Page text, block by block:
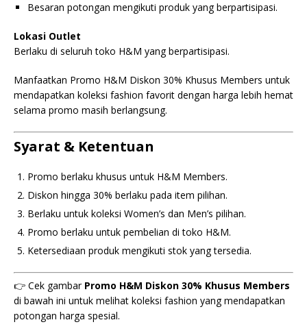
Besaran potongan mengikuti produk yang berpartisipasi.
Lokasi Outlet
Berlaku di seluruh toko H&M yang berpartisipasi.
Manfaatkan Promo H&M Diskon 30% Khusus Members untuk
mendapatkan koleksi fashion favorit dengan harga lebih hemat
selama promo masih berlangsung.
Syarat & Ketentuan
Promo berlaku khusus untuk H&M Members.
Diskon hingga 30% berlaku pada item pilihan.
Berlaku untuk koleksi Women’s dan Men’s pilihan.
Promo berlaku untuk pembelian di toko H&M.
Ketersediaan produk mengikuti stok yang tersedia.
👉 Cek gambar Promo H&M Diskon 30% Khusus Members
di bawah ini untuk melihat koleksi fashion yang mendapatkan
potongan harga spesial.